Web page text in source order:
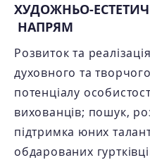
ХУДОЖНЬО-
НАПРЯМ
Розвиток та реалізація
духовного та творчого
потенціалу
вихованців; пошук,
підтримка юних
обдарованих